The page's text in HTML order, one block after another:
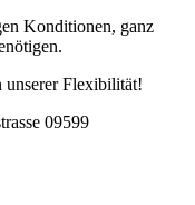
Konditionen, ganz
unserer Flexibilität!